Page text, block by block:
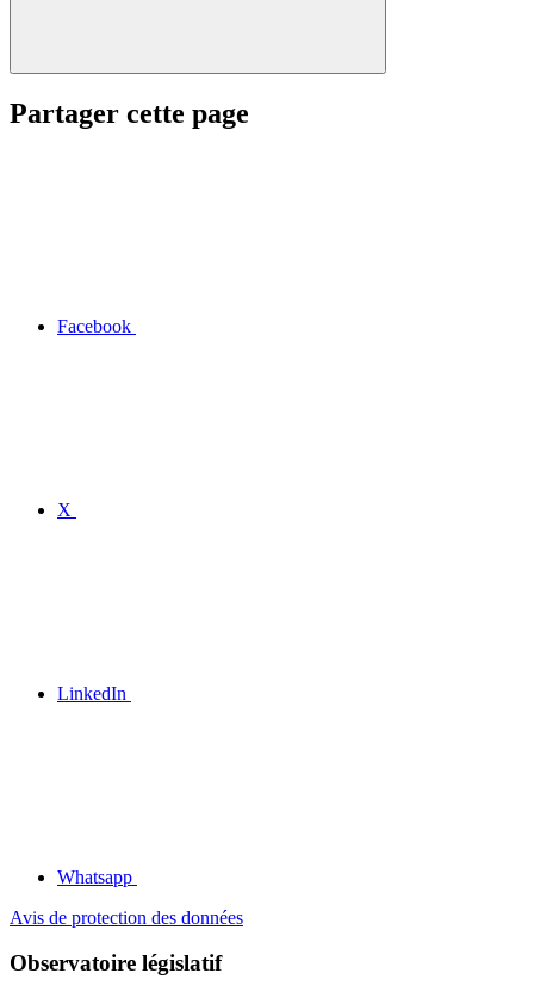
Partager cette page
Facebook
X
LinkedIn
Whatsapp
Avis de protection des données
Observatoire législatif